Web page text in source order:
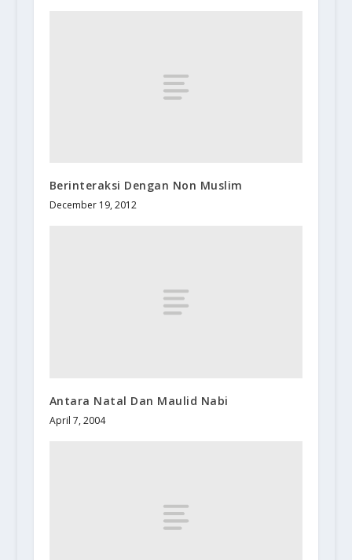
Berinteraksi Dengan Non Muslim
December 19, 2012
Antara Natal Dan Maulid Nabi
April 7, 2004